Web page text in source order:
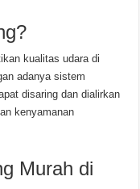
kualitas udara di
adanya sistem
disaring dan dialirkan
kenyamanan
Murah di